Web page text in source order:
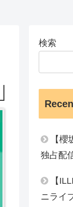
検索
【
独占配
【
ニライ